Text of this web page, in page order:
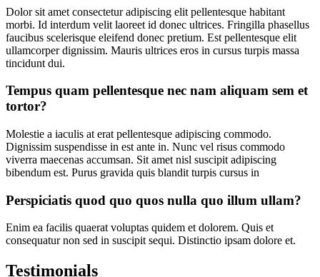
Dolor sit amet consectetur adipiscing elit pellentesque habitant
morbi. Id interdum velit laoreet id donec ultrices. Fringilla phasellus
faucibus scelerisque eleifend donec pretium. Est pellentesque elit
ullamcorper dignissim. Mauris ultrices eros in cursus turpis massa
tincidunt dui.
Tempus quam pellentesque nec nam aliquam sem et
tortor?
Molestie a iaculis at erat pellentesque adipiscing commodo.
Dignissim suspendisse in est ante in. Nunc vel risus commodo
viverra maecenas accumsan. Sit amet nisl suscipit adipiscing
bibendum est. Purus gravida quis blandit turpis cursus in
Perspiciatis quod quo quos nulla quo illum ullam?
Enim ea facilis quaerat voluptas quidem et dolorem. Quis et
consequatur non sed in suscipit sequi. Distinctio ipsam dolore et.
Testimonials